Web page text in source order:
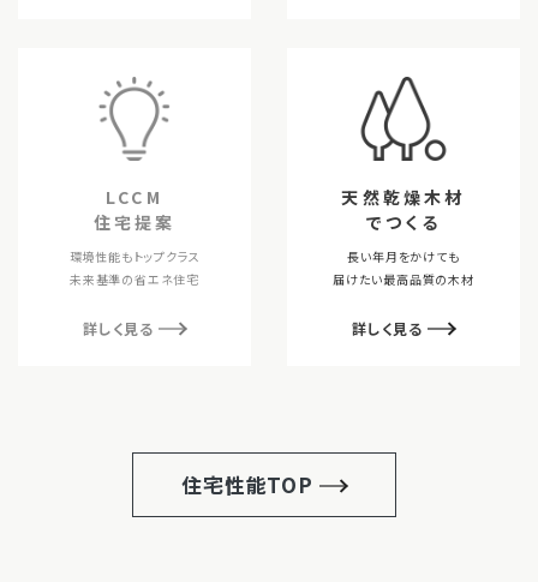
LCCM
住宅提案
環境性能もトップクラス
未来基準の省エネ住宅
詳しく見る
天然乾燥木材
でつくる
長い年月をかけても
届けたい最高品質の木材
詳しく見る
住宅性能TOP